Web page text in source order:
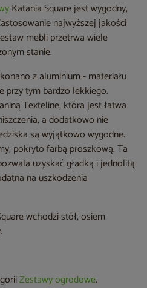
Katania Square jest wygodny,
najwyższej jakości
mebli przetrwa wiele
stanie.
z aluminium - materiału
przy tym bardzo lekkiego.
Texteline, która jest łatwa
a dodatkowo nie
są wyjątkowo wygodne.
pokryto farbą proszkową. Ta
uzyskać gładką i jednolitą
na uszkodzenia
wchodzi stół, osiem
Zestawy ogrodowe.